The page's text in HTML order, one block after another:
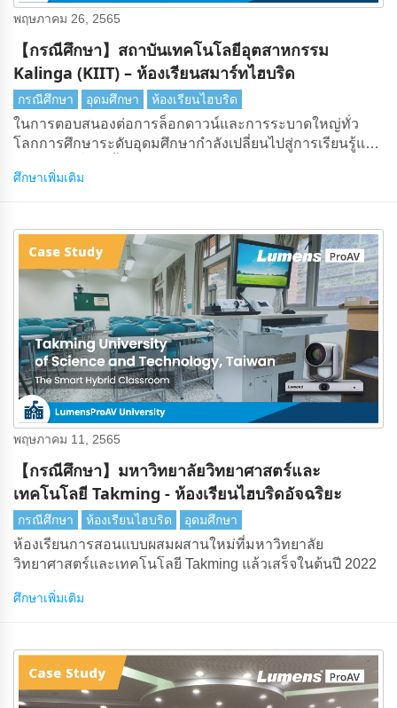
พฤษภาคม 26, 2565
【กรณีศึกษา】สถาบันเทคโนโลยีอุตสาหกรรม
Kalinga (KIIT) – ห้องเรียนสมาร์ทไฮบริด
กรณีศึกษา อุดมศึกษา ห้องเรียนไฮบริด
ในการตอบสนองต่อการล็อกดาวน์และการระบาดใหญ่ทั่ว
โลกการศึกษาระดับอุดมศึกษากําลังเปลี่ยนไปสู่การเรียนรู้แบบ
"การตั้งค่าไฮบริด" นี้กําลังเริ่มครอบงําวิธีที่เราสอนและเรียนรู้
ศึกษาเพิ่มเติม
พฤษภาคม 11, 2565
【กรณีศึกษา】มหาวิทยาลัยวิทยาศาสตร์และ
เทคโนโลยี Takming - ห้องเรียนไฮบริดอัจฉริยะ
กรณีศึกษา ห้องเรียนไฮบริด อุดมศึกษา
ห้องเรียนการสอนแบบผสมผสานใหม่ที่มหาวิทยาลัย
วิทยาศาสตร์และเทคโนโลยี Takming แล้วเสร็จในต้นปี 2022
ศึกษาเพิ่มเติม